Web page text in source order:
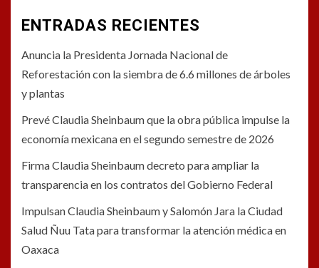
ENTRADAS RECIENTES
Anuncia la Presidenta Jornada Nacional de
Reforestación con la siembra de 6.6 millones de árboles
y plantas
Prevé Claudia Sheinbaum que la obra pública impulse la
economía mexicana en el segundo semestre de 2026
Firma Claudia Sheinbaum decreto para ampliar la
transparencia en los contratos del Gobierno Federal
Impulsan Claudia Sheinbaum y Salomón Jara la Ciudad
Salud Ñuu Tata para transformar la atención médica en
Oaxaca